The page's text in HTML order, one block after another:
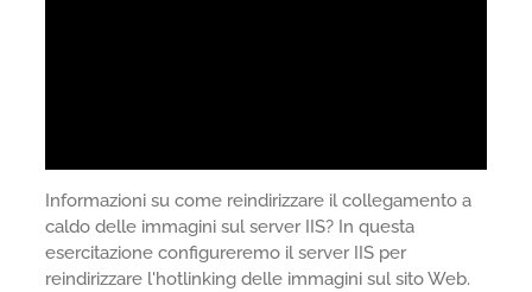
Informazioni su come reindirizzare il collegamento a
caldo delle immagini sul server IIS? In questa
esercitazione configureremo il server IIS per
reindirizzare l'hotlinking delle immagini sul sito Web.